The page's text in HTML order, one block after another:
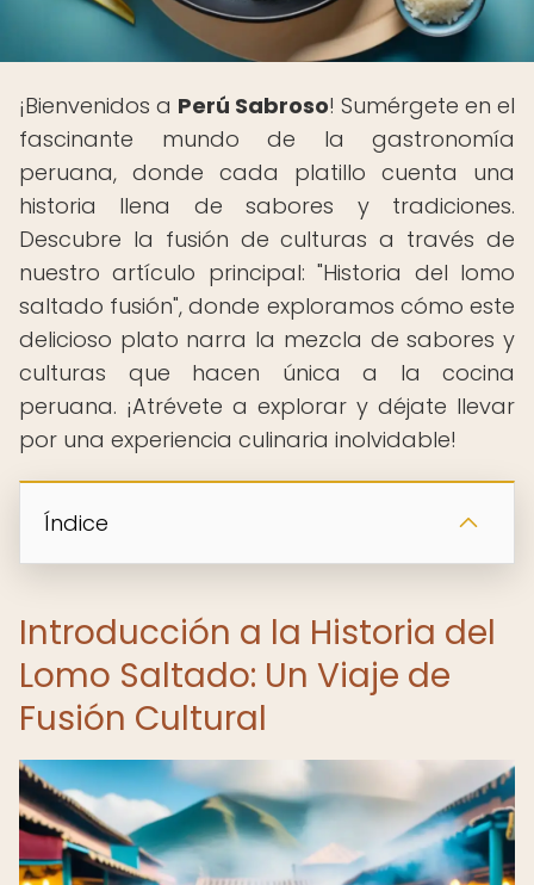
¡Bienvenidos a Perú Sabroso! Sumérgete en el
fascinante mundo de la gastronomía
peruana, donde cada platillo cuenta una
historia llena de sabores y tradiciones.
Descubre la fusión de culturas a través de
nuestro artículo principal: "Historia del lomo
saltado fusión", donde exploramos cómo este
delicioso plato narra la mezcla de sabores y
culturas que hacen única a la cocina
peruana. ¡Atrévete a explorar y déjate llevar
por una experiencia culinaria inolvidable!
Índice
Introducción a la Historia del
Lomo Saltado: Un Viaje de
Fusión Cultural